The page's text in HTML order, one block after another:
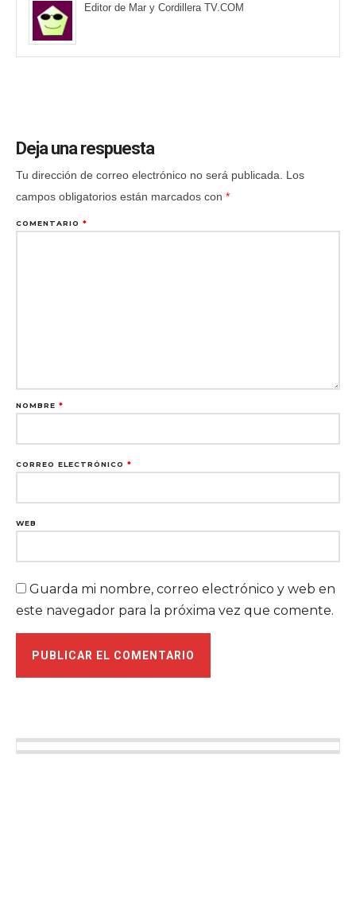
Editor de Mar y Cordillera TV.COM
Deja una respuesta
Tu dirección de correo electrónico no será publicada.
Los
campos obligatorios están marcados con *
COMENTARIO *
NOMBRE *
CORREO ELECTRÓNICO *
WEB
Guarda mi nombre, correo electrónico y web en
este navegador para la próxima vez que comente.